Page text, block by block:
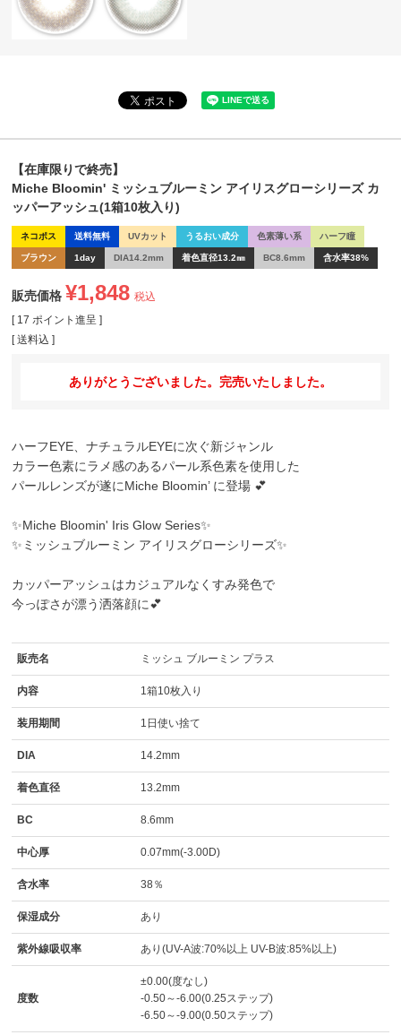
【在庫限りで終売】
Miche Bloomin' ミッシュブルーミン アイリスグローシリーズ カ
ッパーアッシュ(1箱10枚入り)
ネコポス 送料無料 UVカット うるおい成分 色素薄い系 ハーフ瞳
ブラウン 1day DIA14.2mm 着色直径13.2㎜ BC8.6mm 含水率38%
販売価格 ¥1,848 税込
[ 17 ポイント進呈 ]
送料込
ありがとうございました。完売いたしました。
ハーフEYE、ナチュラルEYEに次ぐ新ジャンル
カラー色素にラメ感のあるパール系色素を使用した
パールレンズが遂にMiche Bloomin’ に登場 💕
✨Miche Bloomin' Iris Glow Series✨
✨ミッシュブルーミン アイリスグローシリーズ✨
カッパーアッシュはカジュアルなくすみ発色で
今っぽさが漂う洒落顔に💕
販売名 ミッシュ ブルーミン プラス
内容 1箱10枚入り
装用期間 1日使い捨て
DIA 14.2mm
着色直径 13.2mm
BC 8.6mm
中心厚 0.07mm(-3.00D)
含水率 38％
保湿成分 あり
紫外線吸収率 あり(UV-A波:70%以上 UV-B波:85%以上)
度数
±0.00(度なし)
-0.50～-6.00(0.25ステップ)
-6.50～-9.00(0.50ステップ)